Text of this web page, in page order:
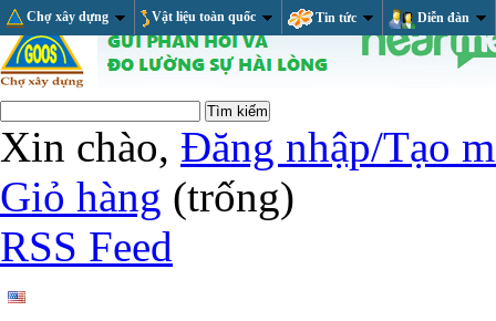
Chợ xây dựng Vật liệu toàn quốc Tin tức Diễn đàn
Xin chào, Đăng nhập/Tạo
Giỏ hàng (trống)
RSS Feed